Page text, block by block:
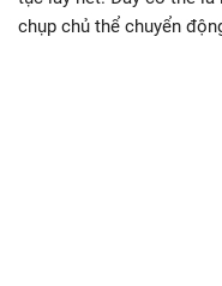
chụp chủ thể chuyển